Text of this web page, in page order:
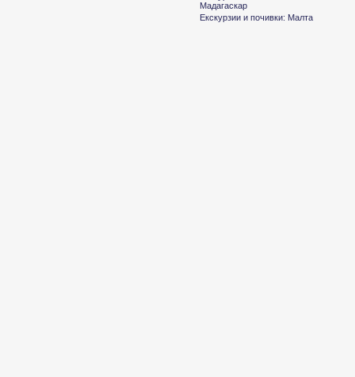
Мадагаскар
Екскурзии и почивки: Малта